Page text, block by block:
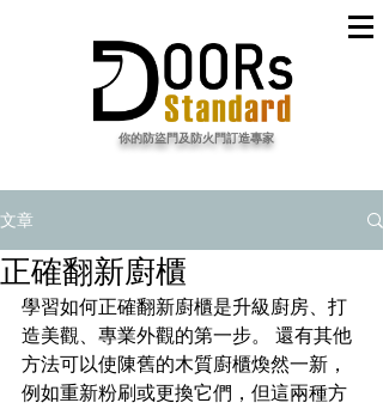
​你的防盜門及防火門訂造專家
文章
正確翻新廚櫃
學習如何正確翻新廚櫃是升級廚房、打
造美觀、專業外觀的第一步。 還有其他
方法可以使陳舊的木質廚櫃煥然一新，
例如重新粉刷或更換它們，但這兩種方